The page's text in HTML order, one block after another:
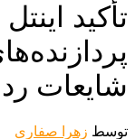
تأکید
شایعات
توسط زهرا صفاری